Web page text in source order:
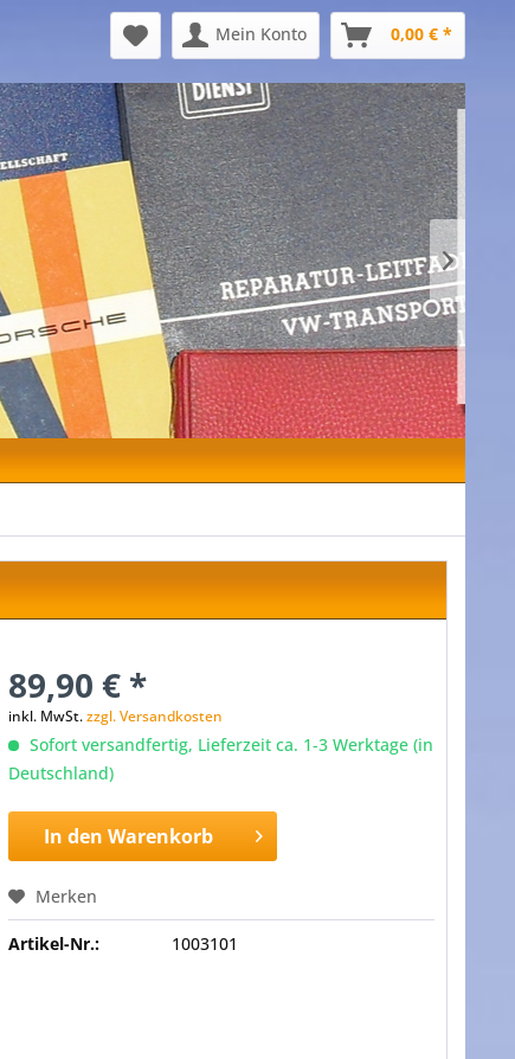
Mein Konto 0,00 € *
89,90 € *
inkl. MwSt.zzgl. Versandkosten
Sofort versandfertig, Lieferzeit ca. 1-3 Werktage (in
Deutschland)
In den Warenkorb
Merken
Artikel-Nr.: 1003101